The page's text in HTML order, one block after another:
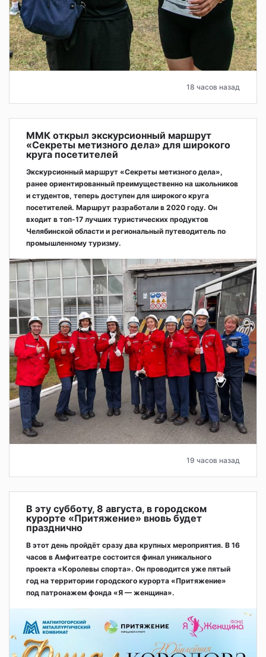
18 часов назад
ММК открыл экскурсионный маршрут
«Секреты метизного дела» для широкого
круга посетителей
Экскурсионный маршрут «Секреты метизного дела»,
ранее ориентированный преимущественно на школьников
и студентов, теперь доступен для широкого круга
посетителей. Маршрут разработали в 2020 году. Он
входит в топ-17 лучших туристических продуктов
Челябинской области и региональный путеводитель по
промышленному туризму.
19 часов назад
В эту субботу, 8 августа, в городском
курорте «Притяжение» вновь будет
празднично
В этот день пройдёт сразу два крупных мероприятия. В 16
часов в Амфитеатре состоится финал уникального
проекта «Королевы спорта». Он проводится уже пятый
год на территории городского курорта «Притяжение»
под патронажем фонда «Я — женщина».